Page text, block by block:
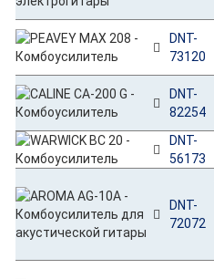
DNT-
73120
DNT-
82254
DNT-
56173
DNT-
72072